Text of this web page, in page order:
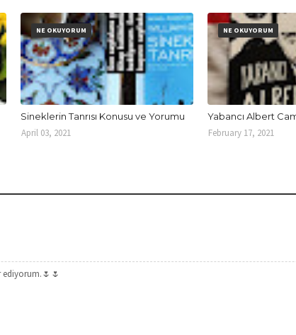
NE OKUYORUM
Sineklerin Tanrısı Konusu ve Yorumu
April 03, 2021
NE OKUYORUM
Yabancı Albert
February 17, 2021
ediyorum.🌷🌷